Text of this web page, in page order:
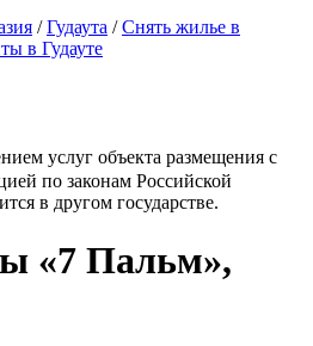
/Гудаута /Снять жилье в
в Гудауте
услуг объекта размещения с
по законам Российской
в другом государстве.
«7 Пальм»,